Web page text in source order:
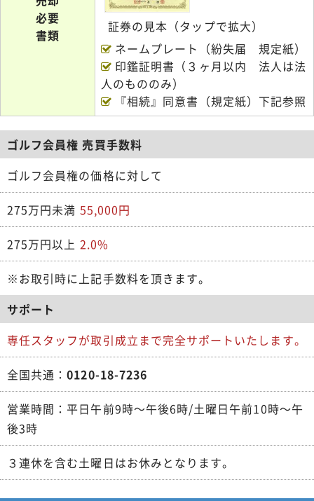
必要
書類
証券の見本（タップで拡大）
ネームプレート（紛失届 規定紙）
印鑑証明書（３ヶ月以内 法人は法
人のもののみ）
『相続』同意書（規定紙）下記参照
ゴルフ会員権 売買手数料
ゴルフ会員権の価格に対して
275万円未満 55,000円
275万円以上 2.0%
※お取引時に上記手数料を頂きます。
サポート
専任スタッフが取引成立まで完全サポートいたします。
全国共通：0120-18-7236
営業時間：平日午前9時～午後6時/土曜日午前10時～午
後3時
３連休を含む土曜日はお休みとなります。